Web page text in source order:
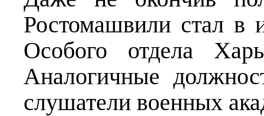
Ростомашвили стал в
Особого отдела
Аналогичные
слушатели военных